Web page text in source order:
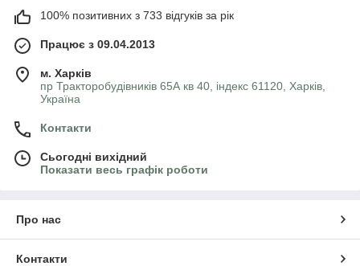
100% позитивних з 733 відгуків за рік
Працює з 09.04.2013
м. Харків
пр Тракторобудівників 65А кв 40, індекс 61120, Харків,
Україна
Контакти
Сьогодні вихідний
Показати весь графік роботи
Про нас
Контакти